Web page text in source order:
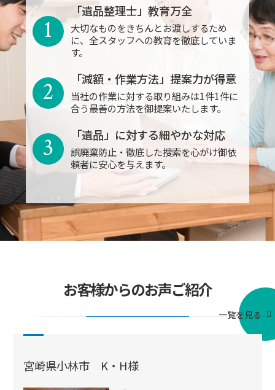
「遺品整理士」教育万全
大切なものをきちんとお渡しするため
に、全スタッフへの教育を徹底していま
す。
1
「減額・作業方法」提案力が得意
当社の作業に対する取り組みは1件1件に
合う最善の方法を御提案いたします。
2
「遺品」に対する細やかな対応
誤廃棄防止・徹底した捜索を心がけ御依
頼者に安心を与えます。
3
お客様からのお声ご紹介
一覧を見る
宮崎県小林市 K・H様